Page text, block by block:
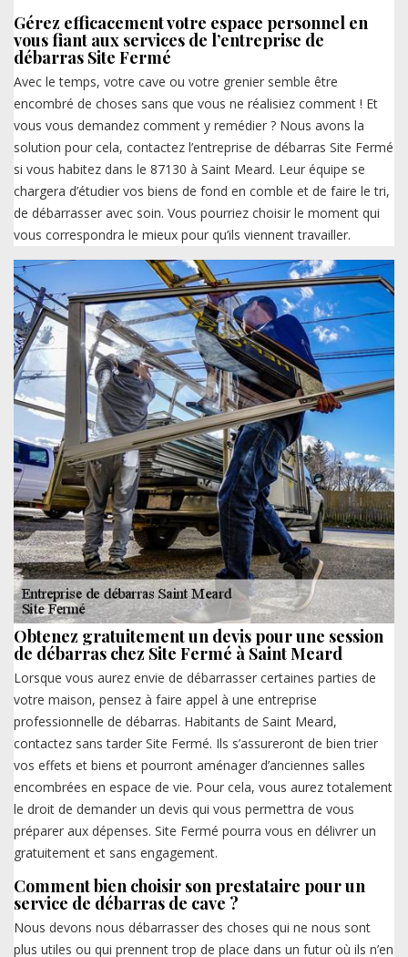
Gérez efficacement votre espace personnel en
vous fiant aux services de l’entreprise de
débarras Site Fermé
Avec le temps, votre cave ou votre grenier semble être
encombré de choses sans que vous ne réalisiez comment ! Et
vous vous demandez comment y remédier ? Nous avons la
solution pour cela, contactez l’entreprise de débarras Site Fermé
si vous habitez dans le 87130 à Saint Meard. Leur équipe se
chargera d’étudier vos biens de fond en comble et de faire le tri,
de débarrasser avec soin. Vous pourriez choisir le moment qui
vous correspondra le mieux pour qu’ils viennent travailler.
Obtenez gratuitement un devis pour une session
de débarras chez Site Fermé à Saint Meard
Lorsque vous aurez envie de débarrasser certaines parties de
votre maison, pensez à faire appel à une entreprise
professionnelle de débarras. Habitants de Saint Meard,
contactez sans tarder Site Fermé. Ils s’assureront de bien trier
vos effets et biens et pourront aménager d’anciennes salles
encombrées en espace de vie. Pour cela, vous aurez totalement
le droit de demander un devis qui vous permettra de vous
préparer aux dépenses. Site Fermé pourra vous en délivrer un
gratuitement et sans engagement.
Comment bien choisir son prestataire pour un
service de débarras de cave ?
Nous devons nous débarrasser des choses qui ne nous sont
plus utiles ou qui prennent trop de place dans un futur où ils n’en